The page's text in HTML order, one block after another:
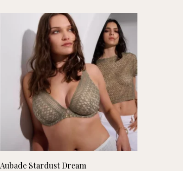
Lees verder
Aubade Stardust Dream